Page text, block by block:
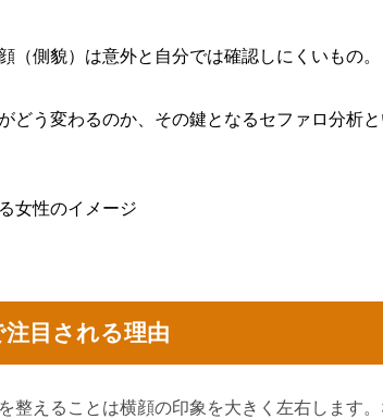
（側貌）は意外と自分では確認しにくいもの
どう変わるのか、その鍵となるセファロ分析
目される理由
整えることは横顔の印象を大きく左右します